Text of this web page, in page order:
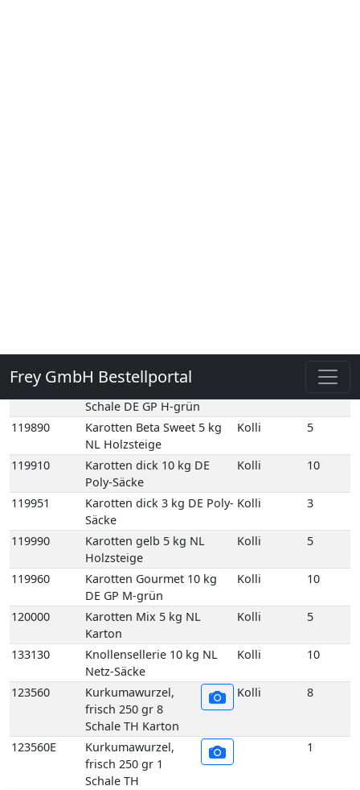
119780
Karotten 12,5 kg DE GP M-
grün
Kolli 12
119860
Karotten 1kg gepackt 12
Schale DE GP H-grün
119890
Karotten Beta Sweet 5 kg
NL Holzsteige
Kolli 5
119910
Karotten dick 10 kg DE
Poly-Säcke
Kolli 10
119951
Karotten dick 3 kg DE Poly-
Säcke
Kolli 3
119990
Karotten gelb 5 kg NL
Holzsteige
Kolli 5
119960
Karotten Gourmet 10 kg
DE GP M-grün
Kolli 10
120000
Karotten Mix 5 kg NL
Karton
Kolli 5
133130
Knollensellerie 10 kg NL
Netz-Säcke
Kolli 10
123560
Kurkumawurzel,
frisch 250 gr 8
Schale TH Karton
Kolli 8
123560E
Kurkumawurzel,
frisch 250 gr 1
Schale TH
1